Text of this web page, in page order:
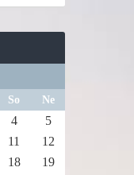
So Ne
4
5
11
12
18
19